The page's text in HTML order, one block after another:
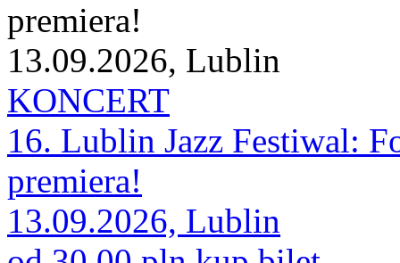
premiera!
13.09.2026, Lublin
KONCERT
16. Lublin Jazz Festiwal:
premiera!
13.09.2026, Lublin